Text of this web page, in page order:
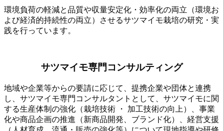
環境負荷の軽減と品質や収量安定化・効率化の両立（環境お
よび経済的持続性の両立）させるサツマイモ栽培の研究・実
践を行っています。
サツマイモ専門コンサルティング
地域や企業等からの要請に応じて、提携企業や団体と連携
し、サツマイモ専門コンサルタントとして、サツマイモに関
する生産体制の強化（栽培技術 ・ 加工技術の向上）、事業
化や商品企画の推進（新商品開発、ブランド化）、経営支援